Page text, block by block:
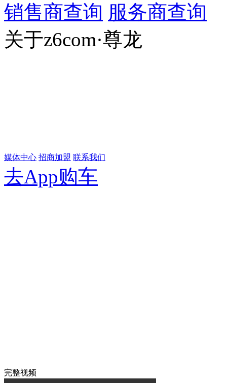
销售商查询 服务商查询
关于z6com·尊龙
媒体中心 招商加盟 联系我们
去App购车
完整视频